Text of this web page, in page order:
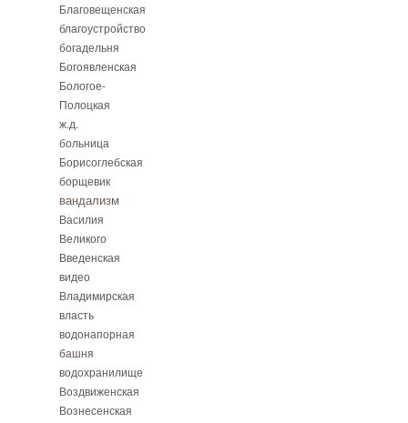
Благовещенская
благоустройство
богадельня
Богоявленская
Бологое-
Полоцкая
ж.д.
больница
Борисоглебская
борщевик
вандализм
Василия
Великого
Введенская
видео
Владимирская
власть
водонапорная
башня
водохранилище
Воздвиженская
Вознесенская